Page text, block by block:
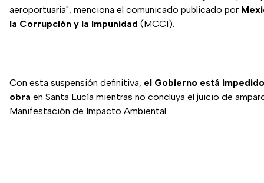
aeroportuaria", menciona el comunicado publicado por
la Corrupción y la Impunidad (MCCI).
Con esta suspensión definitiva, el Gobierno está
obra en Santa Lucía mientras no concluya el juicio de
Manifestación de Impacto Ambiental.